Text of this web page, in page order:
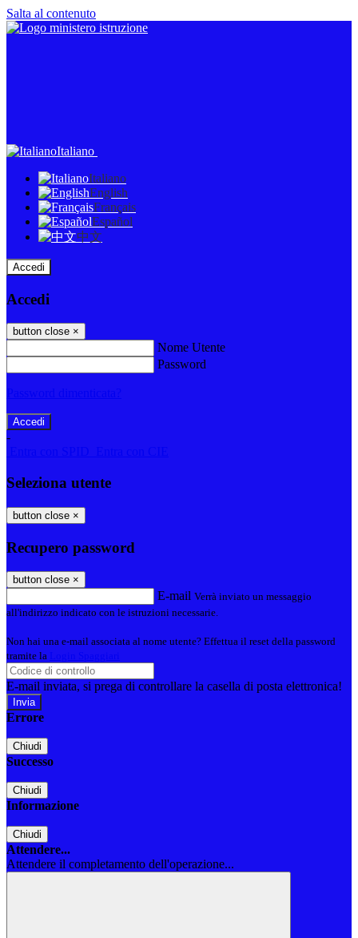
Salta al contenuto
Italiano
Italiano
English
Français
Español
中文
Accedi
Accedi
button close ×
Nome Utente
Password
-
Seleziona utente
button close ×
Recupero password
button close ×
E-mail Verrà inviato un messaggio
all'indirizzo indicato con le istruzioni necessarie.
Non hai una e-mail associata al nome utente? Effettua il reset della password
tramite la
E-mail inviata, si prega di controllare la casella di posta elettronica!
Errore
Chiudi
Successo
Chiudi
Informazione
Chiudi
Attendere...
Attendere il completamento dell'operazione...